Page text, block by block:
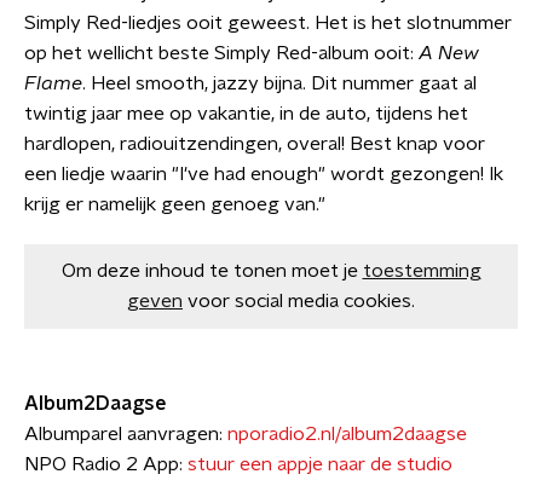
Simply Red-liedjes ooit geweest. Het is het slotnummer
op het wellicht beste Simply Red-album ooit: A New
Flame. Heel smooth, jazzy bijna. Dit nummer gaat al
twintig jaar mee op vakantie, in de auto, tijdens het
hardlopen, radiouitzendingen, overal! Best knap voor
een liedje waarin "I've had enough" wordt gezongen! Ik
krijg er namelijk geen genoeg van."
Om deze inhoud te tonen moet je toestemming
geven voor social media cookies.
Album2Daagse
Albumparel aanvragen: nporadio2.nl/album2daagse
NPO Radio 2 App: stuur een appje naar de studio